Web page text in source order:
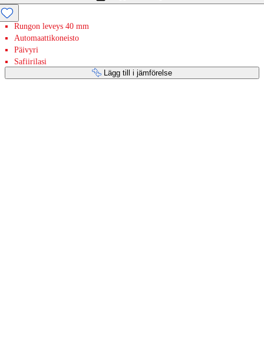
Rungon leveys 40 mm
Automaattikoneisto
Päivyri
Safiirilasi
Lägg till i jämförelse